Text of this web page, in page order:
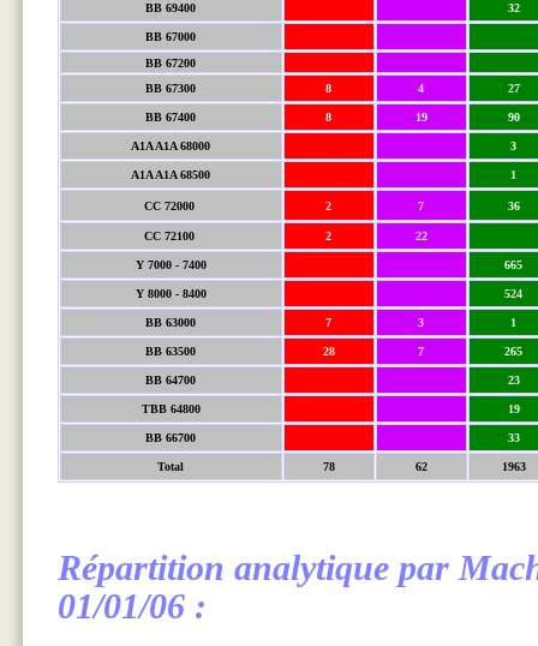
BB 69400 32
BB 67000
BB 67200
BB 67300
8 4 27
BB 67400 8 19 90
A1A A1A 68000 3
A1A A1A 68500 1
CC 72000 2 7 36
CC 72100 2 22
Y 7000 - 7400 665
Y 8000 - 8400 524
BB 63000 7 3 1
BB 63500 28 7 265
BB 64700 23
TBB 64800 19
BB 66700 33
Total 78 62 1963
Répartition analytique par
01/01/06 :